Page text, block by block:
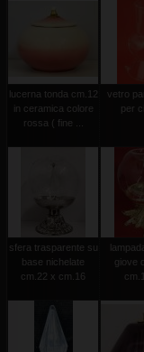
lucerna tonda cm.12
in ceramica colore
rossa ( fine ...
vetro
per
sfera trasparente su
base nichelate
cm.22 x cm.16
giove